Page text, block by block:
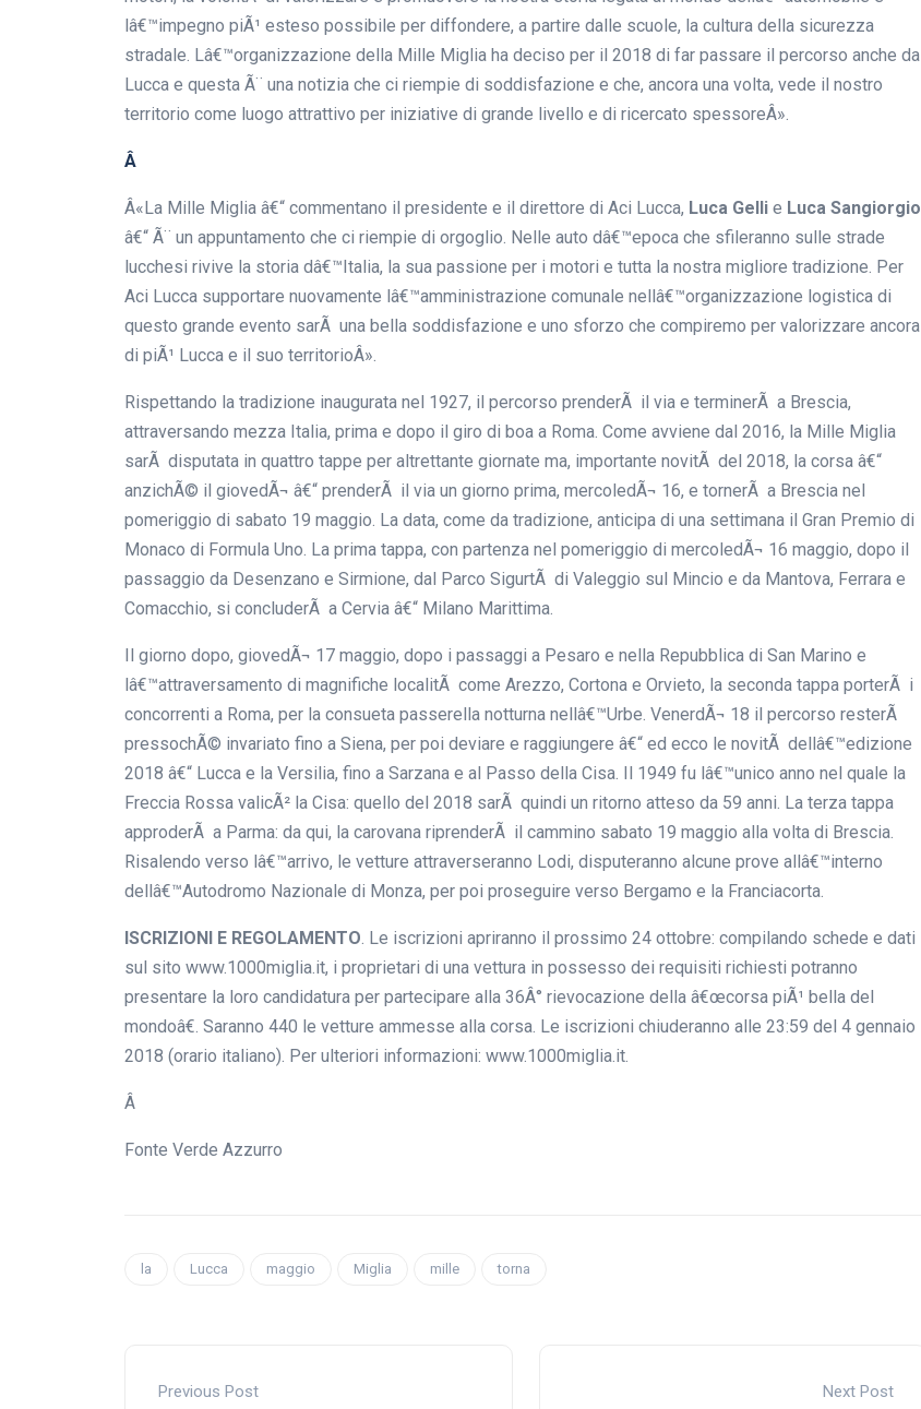
lâ€™impegno piÃ¹ esteso possibile per diffondere, a partire dalle scuole, la cultura della sicurezza
stradale. Lâ€™organizzazione della Mille Miglia ha deciso per il 2018 di far passare il percorso anche da
Lucca e questa Ã¨ una notizia che ci riempie di soddisfazione e che, ancora una volta, vede il nostro
territorio come luogo attrattivo per iniziative di grande livello e di ricercato spessoreÂ».
Â
Â«La Mille Miglia â€“ commentano il presidente e il direttore di Aci Lucca, Luca Gelli e Luca Sangiorgio
â€“ Ã¨ un appuntamento che ci riempie di orgoglio. Nelle auto dâ€™epoca che sfileranno sulle strade
lucchesi rivive la storia dâ€™Italia, la sua passione per i motori e tutta la nostra migliore tradizione. Per
Aci Lucca supportare nuovamente lâ€™amministrazione comunale nellâ€™organizzazione logistica di
questo grande evento sarÃ una bella soddisfazione e uno sforzo che compiremo per valorizzare ancora
di piÃ¹ Lucca e il suo territorioÂ».
Rispettando la tradizione inaugurata nel 1927, il percorso prenderÃ il via e terminerÃ a Brescia,
attraversando mezza Italia, prima e dopo il giro di boa a Roma. Come avviene dal 2016, la Mille Miglia
sarÃ disputata in quattro tappe per altrettante giornate ma, importante novitÃ del 2018, la corsa â€“
anzichÃ© il giovedÃ¬ â€“ prenderÃ il via un giorno prima, mercoledÃ¬ 16, e tornerÃ a Brescia nel
pomeriggio di sabato 19 maggio. La data, come da tradizione, anticipa di una settimana il Gran Premio di
Monaco di Formula Uno. La prima tappa, con partenza nel pomeriggio di mercoledÃ¬ 16 maggio, dopo il
passaggio da Desenzano e Sirmione, dal Parco SigurtÃ di Valeggio sul Mincio e da Mantova, Ferrara e
Comacchio, si concluderÃ a Cervia â€“ Milano Marittima.
Il giorno dopo, giovedÃ¬ 17 maggio, dopo i passaggi a Pesaro e nella Repubblica di San Marino e
lâ€™attraversamento di magnifiche localitÃ come Arezzo, Cortona e Orvieto, la seconda tappa porterÃ i
concorrenti a Roma, per la consueta passerella notturna nellâ€™Urbe. VenerdÃ¬ 18 il percorso resterÃ
pressochÃ© invariato fino a Siena, per poi deviare e raggiungere â€“ ed ecco le novitÃ dellâ€™edizione
2018 â€“ Lucca e la Versilia, fino a Sarzana e al Passo della Cisa. Il 1949 fu lâ€™unico anno nel quale la
Freccia Rossa valicÃ² la Cisa: quello del 2018 sarÃ quindi un ritorno atteso da 59 anni. La terza tappa
approderÃ a Parma: da qui, la carovana riprenderÃ il cammino sabato 19 maggio alla volta di Brescia.
Risalendo verso lâ€™arrivo, le vetture attraverseranno Lodi, disputeranno alcune prove allâ€™interno
dellâ€™Autodromo Nazionale di Monza, per poi proseguire verso Bergamo e la Franciacorta.
ISCRIZIONI E REGOLAMENTO. Le iscrizioni apriranno il prossimo 24 ottobre: compilando schede e dati
sul sito www.1000miglia.it, i proprietari di una vettura in possesso dei requisiti richiesti potranno
presentare la loro candidatura per partecipare alla 36Â° rievocazione della â€œcorsa piÃ¹ bella del
mondoâ€. Saranno 440 le vetture ammesse alla corsa. Le iscrizioni chiuderanno alle 23:59 del 4 gennaio
2018 (orario italiano). Per ulteriori informazioni: www.1000miglia.it.
Â
Fonte Verde Azzurro
la Lucca maggio Miglia mille torna
Previous Post Next Post